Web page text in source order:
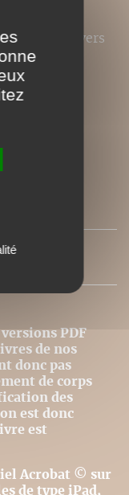
très divers
donner à
ce titre.
PDF
de nos
donc pas
de corps
des
est donc
est
Acrobat © sur
de type iPad,